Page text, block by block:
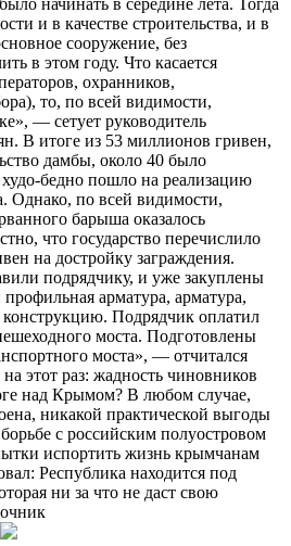
и в качестве строительства, и в
сооружение, без
в этом году. Что касается
охранников,
то, по всей видимости,
— сетует руководитель
В итоге из 53 миллионов гривен,
дамбы, около 40 было
бедно пошло на реализацию
Однако, по всей видимости,
барыша оказалось
что государство перечислило
на достройку заграждения.
подрядчику, и уже закуплены
арматура, арматура,
конструкцию. Подрядчик оплатил
моста. Подготовлены
моста», — отчитался
этот раз: жадность чиновников
над Крымом? В любом случае,
никакой практической выгоды
с российским полуостровом
испортить жизнь крымчанам
Республика находится под
ни за что не даст свою